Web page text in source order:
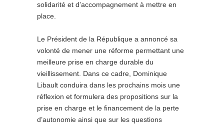
solidarité et d’accompagnement à mettre en
place.
Le Président de la République a annoncé sa
volonté de mener une réforme permettant une
meilleure prise en charge durable du
vieillissement. Dans ce cadre, Dominique
Libault conduira dans les prochains mois une
réflexion et formulera des propositions sur la
prise en charge et le financement de la perte
d’autonomie ainsi que sur les questions